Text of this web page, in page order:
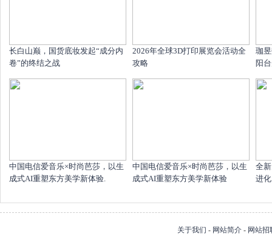
长白山巅，国货底妆发起“成分内
卷”的终结之战
2026年全球3D打印展览会活动全
攻略
珈
阳
中国电信爱音乐×时尚芭莎，以生
成式AI重塑东方美学新体验.
中国电信爱音乐×时尚芭莎，以生
成式AI重塑东方美学新体验
全
进化
关于我们 - 网站简介 - 网站招